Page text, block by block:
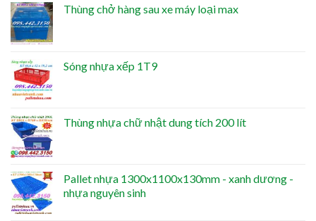
Thùng chở hàng sau xe máy loại max
Sóng nhựa xếp 1T9
Thùng nhựa chữ nhật dung tích 200 lít
Pallet nhựa 1300x1100x130mm - xanh dương -
nhựa nguyên sinh